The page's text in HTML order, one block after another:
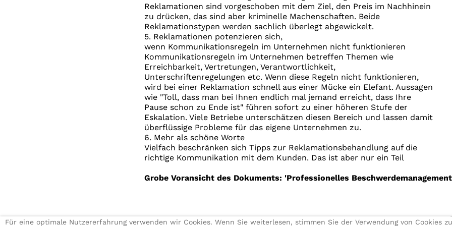
Reklamationen sind vorgeschoben mit dem Ziel, den Preis im Nachhinein
zu drücken, das sind aber kriminelle Machenschaften. Beide
Reklamationstypen werden sachlich überlegt abgewickelt.
5. Reklamationen potenzieren sich,
wenn Kommunikationsregeln im Unternehmen nicht funktionieren
Kommunikationsregeln im Unternehmen betreffen Themen wie
Erreichbarkeit, Vertretungen, Verantwortlichkeit,
Unterschriftenregelungen etc. Wenn diese Regeln nicht funktionieren,
wird bei einer Reklamation schnell aus einer Mücke ein Elefant. Aussagen
wie "Toll, dass man bei Ihnen endlich mal jemand erreicht, dass Ihre
Pause schon zu Ende ist" führen sofort zu einer höheren Stufe der
Eskalation. Viele Betriebe unterschätzen diesen Bereich und lassen damit
überflüssige Probleme für das eigene Unternehmen zu.
6. Mehr als schöne Worte
Vielfach beschränken sich Tipps zur Reklamationsbehandlung auf die
richtige Kommunikation mit dem Kunden. Das ist aber nur ein Teil
Grobe Voransicht des Dokuments: 'Professionelles
Für eine optimale Nutzererfahrung verwenden wir Cookies. Wenn Sie weiterlesen, stimmen Sie der Verwendung von Cookies